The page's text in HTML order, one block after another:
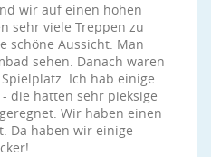
wir auf einen hohen
sehr viele Treppen zu
schöne Aussicht. Man
sehen. Danach waren
Ich hab einige
die hatten sehr pieksige
Wir haben einen
Da haben wir einige